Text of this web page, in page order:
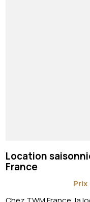
Location
France
Prix